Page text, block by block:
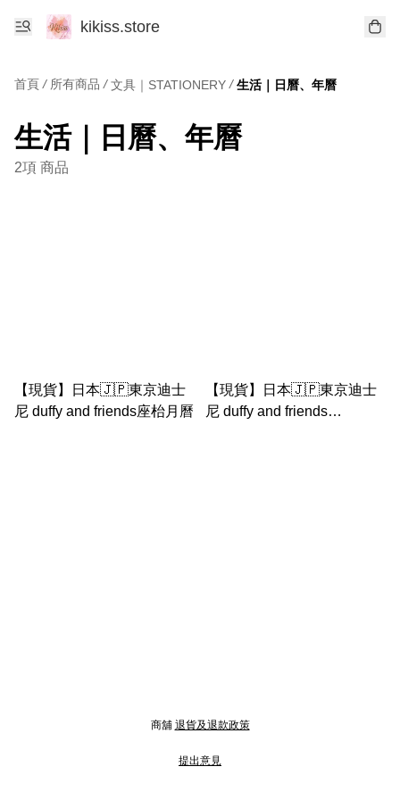
kikiss.store
首頁 / 所有商品 / 文具｜STATIONERY / 生活｜日曆、年曆
生活｜日曆、年曆
2項 商品
【現貨】日本🇯🇵東京迪士
尼 duffy and friends座枱月曆
【現貨】日本🇯🇵東京迪士
尼 duffy and friends
商舖 退貨及退款政策
提出意見